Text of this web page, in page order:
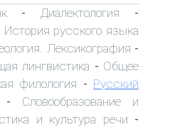
- Диалектология -
История русского языка
Лексикография -
лингвистика - Общее
филология - Русский
- Словообразование и
и культура речи -